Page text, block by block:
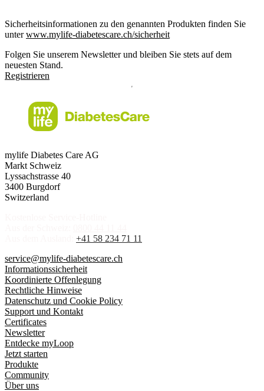
Sicherheitsinformationen zu den genannten Produkten finden Sie
unterwww.mylife-diabetescare.ch/sicherheit
Folgen Sie unserem Newsletter und bleiben Sie stets auf dem
neuesten Stand.
Registrieren
mylife Diabetes Care AG
Markt Schweiz
Lyssachstrasse 40
3400 Burgdorf
Switzerland
+41 58 234 71 11
service@mylife-diabetescare.ch
Informationssicherheit
Koordinierte Offenlegung
Rechtliche Hinweise
Datenschutz und Cookie Policy
Support und Kontakt
Certificates
Newsletter
Entdecke myLoop
Jetzt starten
Produkte
Community
Über uns